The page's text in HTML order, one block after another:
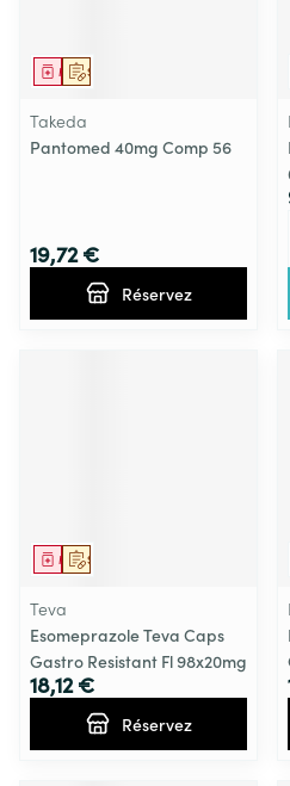
Sur prescription
Médicament
Takeda
Pantomed 40mg Comp 56
19,72 €
Réservez
Sur prescription
Médicament
Teva
Esomeprazole Teva Caps
Gastro Resistant Fl 98x20mg
18,12 €
Réservez